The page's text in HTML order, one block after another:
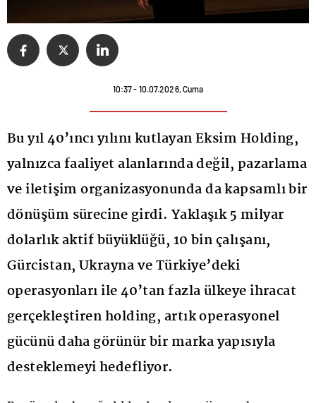
10:37 - 10.07.2026, Cuma
Bu yıl 40’ıncı yılını kutlayan Eksim Holding,
yalnızca faaliyet alanlarında değil, pazarlama
ve iletişim organizasyonunda da kapsamlı bir
dönüşüm sürecine girdi. Yaklaşık 5 milyar
dolarlık aktif büyüklüğü, 10 bin çalışanı,
Gürcistan, Ukrayna ve Türkiye’deki
operasyonları ile 40’tan fazla ülkeye ihracat
gerçekleştiren holding, artık operasyonel
gücünü daha görünür bir marka yapısıyla
desteklemeyi hedefliyor.